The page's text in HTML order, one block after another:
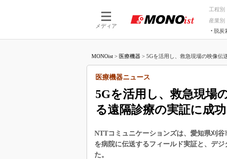
メディア
工程別
産業別
脱炭
つながる工場AI×設備保全
MONOist > 医療機器 > 5Gを活用し、救急現場の映像伝
5Gを活用し、救急現場
る遠隔診療の実証に成功
医療機器ニュース
NTTコミュニケーションズは、愛知県刈
を病院に伝送するフィールド実証と、デ
た。